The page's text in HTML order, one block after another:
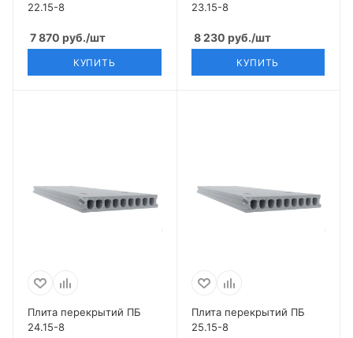
22.15-8
7 870 руб./шт
КУПИТЬ
23.15-8
8 230 руб./шт
КУПИТЬ
Плита перекрытий ПБ
24.15-8
Плита перекрытий ПБ
25.15-8